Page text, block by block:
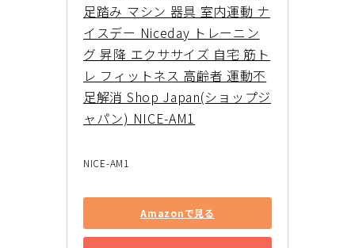
足踏み マシン 器具 室内運動 ナ
イスデー Niceday トレーニン
グ 昇降 エクササイズ 自宅 筋ト
レ フィットネス 高齢者 運動不
足解消 Shop Japan(ショップジ
ャパン) NICE-AM1
NICE-AM1
Amazonで見る